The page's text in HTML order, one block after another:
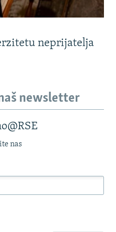
neprijatelja
newsletter
nas